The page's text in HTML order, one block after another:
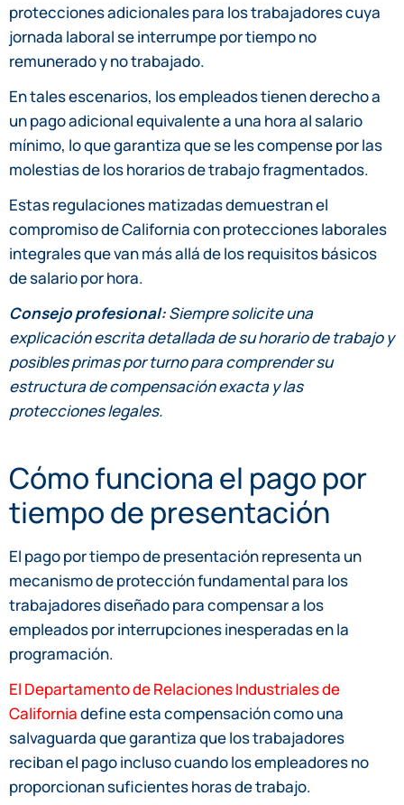
protecciones adicionales para los trabajadores cuya
jornada laboral se interrumpe por tiempo no
remunerado y no trabajado.
En tales escenarios, los empleados tienen derecho a
un pago adicional equivalente a una hora al salario
mínimo, lo que garantiza que se les compense por las
molestias de los horarios de trabajo fragmentados.
Estas regulaciones matizadas demuestran el
compromiso de California con protecciones laborales
integrales que van más allá de los requisitos básicos
de salario por hora.
Consejo profesional:Siempre solicite una
explicación escrita detallada de su horario de trabajo y
posibles primas por turno para comprender su
estructura de compensación exacta y las
protecciones legales.
Cómo funciona el pago por
tiempo de presentación
El pago por tiempo de presentación representa un
mecanismo de protección fundamental para los
trabajadores diseñado para compensar a los
empleados por interrupciones inesperadas en la
programación.
El Departamento de Relaciones Industriales de
Californiadefine esta compensación como una
salvaguarda que garantiza que los trabajadores
reciban el pago incluso cuando los empleadores no
proporcionan suficientes horas de trabajo.